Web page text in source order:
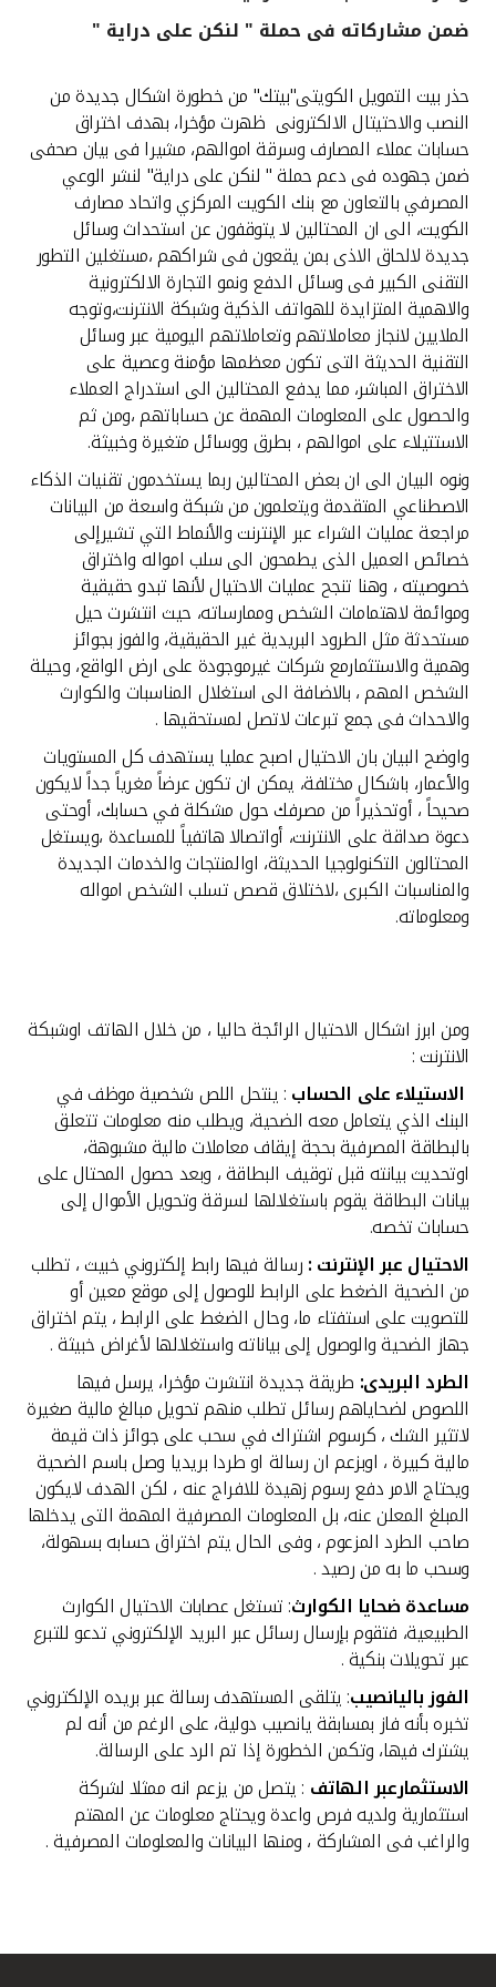
القنوات المصرفية
أدوات وخدمات
خدمات ما بعد البيع
اتصل بنا
مواقع الفروع وأجهزة الصرف الآلي
ألمانيا
ماليزيا
تركيا
مصر
المملكة المتحدة
مملكة البحرين
ضمن مشاركاته فى حملة " لنكن على دراية "
حذر بيت التمويل الكويتى"بيتك" من خطورة اشكال جديدة من
النصب والاحتيتال الالكترونى ظهرت مؤخرا، بهدف اختراق
حسابات عملاء المصارف وسرقة اموالهم، مشيرا فى بيان صحفى
ضمن جهوده فى دعم حملة " لنكن على دراية" لنشر الوعي
المصرفي بالتعاون مع بنك الكويت المركزي واتحاد مصارف
الكويت، الى ان المحتالين لا يتوقفون عن استحداث وسائل
جديدة لالحاق الاذى بمن يقعون فى شراكهم ،مستغلين التطور
التقنى الكبير فى وسائل الدفع ونمو التجارة الالكترونية
والاهمية المتزايدة للهواتف الذكية وشبكة الانترنت،وتوجه
الملايين لانجاز معاملاتهم وتعاملاتهم اليومية عبر وسائل
التقنية الحديثة التى تكون معظمها مؤمنة وعصية على
الاختراق المباشر، مما يدفع المحتالين الى استدراج العملاء
والحصول على المعلومات المهمة عن حساباتهم ،ومن ثم
الاستتيلاء على اموالهم ، بطرق ووسائل متغيرة وخبيثة.
ونوه البيان الى ان بعض المحتالين ربما يستخدمون تقنيات الذكاء
الاصطناعي المتقدمة ويتعلمون من شبكة واسعة من البيانات
مراجعة عمليات الشراء عبر الإنترنت والأنماط التي تشيرإلى
خصائص العميل الذى يطمحون الى سلب امواله واختراق
خصوصيته ، وهنا تنجح عمليات الاحتيال لأنها تبدو حقيقية
وموائمة لاهتمامات الشخص وممارساته، حيث انتشرت حيل
مستحدثة مثل الطرود البريدية غير الحقيقية، والفوز بجوائز
وهمية والاستثمارمع شركات غيرموجودة على ارض الواقع، وحيلة
الشخص المهم ، بالاضافة الى استغلال المناسبات والكوارث
والاحداث فى جمع تبرعات لاتصل لمستحقيها .
واوضح البيان بان الاحتيال اصبح عمليا يستهدف كل المستويات
والأعمار، باشكال مختلفة، يمكن ان تكون عرضاً مغرياً جداً لايكون
صحيحاً ، أوتحذيراً من مصرفك حول مشكلة في حسابك، أوحتى
دعوة صداقة على الانترنت، أواتصالا هاتفياً للمساعدة ،ويستغل
المحتالون التكنولوجيا الحديثة، اوالمنتجات والخدمات الجديدة
والمناسبات الكبرى ،لاختلاق قصص تسلب الشخص امواله
ومعلوماته.
ومن ابرز اشكال الاحتيال الرائجة حاليا ، من خلال الهاتف اوشبكة
الانترنت :
الاستيلاء على الحساب: ينتحل اللص شخصية موظف في
البنك الذي يتعامل معه الضحية، ويطلب منه معلومات تتعلق
بالبطاقة المصرفية بحجة إيقاف معاملات مالية مشبوهة،
اوتحديث بيانته قبل توقيف البطاقة ، وبعد حصول المحتال على
بيانات البطاقة يقوم باستغلالها لسرقة وتحويل الأموال إلى
حسابات تخصه.
الاحتيال عبر الإنترنت :رسالة فيها رابط إلكتروني خبيث ، تطلب
من الضحية الضغط على الرابط للوصول إلى موقع معين أو
للتصويت على استفتاء ما، وحال الضغط على الرابط ، يتم اختراق
جهاز الضحية والوصول إلى بياناته واستغلالها لأغراض خبيثة .
الطرد البريدى: طريقة جديدة انتشرت مؤخرا، يرسل فيها
اللصوص لضحاياهم رسائل تطلب منهم تحويل مبالغ مالية صغيرة
لاتثير الشك ، كرسوم اشتراك في سحب على جوائز ذات قيمة
مالية كبيرة ، اوبزعم ان رسالة او طردا بريديا وصل باسم الضحية
ويحتاج الامر دفع رسوم زهيدة للافراج عنه ، لكن الهدف لايكون
المبلغ المعلن عنه، بل المعلومات المصرفية المهمة التى يدخلها
صاحب الطرد المزعوم ، وفى الحال يتم اختراق حسابه بسهولة،
وسحب ما به من رصيد .
مساعدة ضحايا الكوارث: تستغل عصابات الاحتيال الكوارث
الطبيعية، فتقوم بإرسال رسائل عبر البريد الإلكتروني تدعو للتبرع
عبر تحويلات بنكية .
الفوز باليانصيب: يتلقى المستهدف رسالة عبر بريده الإلكتروني
تخبره بأنه فاز بمسابقة يانصيب دولية، على الرغم من أنه لم
يشترك فيها، وتكمن الخطورة إذا تم الرد على الرسالة.
الاستثمارعبر الهاتف : يتصل من يزعم انه ممثلا لشركة
استثمارية ولديه فرص واعدة ويحتاج معلومات عن المهتم
والراغب فى المشاركة ، ومنها البيانات والمعلومات المصرفية .